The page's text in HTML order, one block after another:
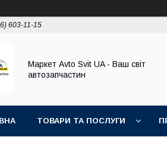
603-11-15
Маркет Avto Svit UA - Ваш світ
автозапчастин
ТОВАРИ ТА ПОСЛУГИ